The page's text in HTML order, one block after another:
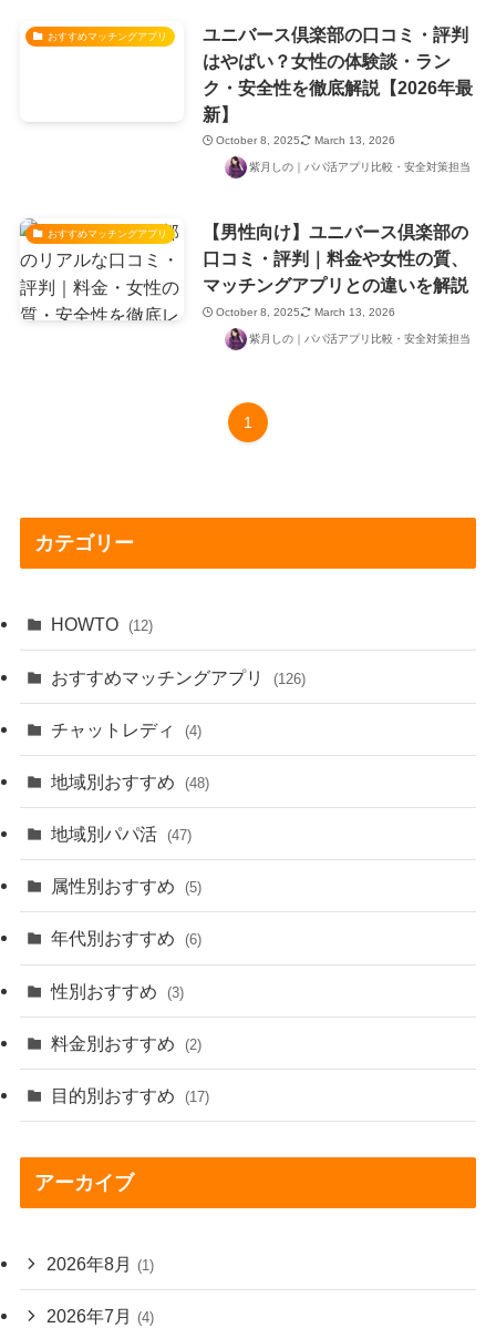
おすすめマッチングアプリ
ユニバース倶楽部の口コミ・評判
はやばい？女性の体験談・ラン
ク・安全性を徹底解説【2026年最
新】
October 8, 2025 March 13, 2026
紫月しの｜パパ活アプリ比較・安全対策担当
おすすめマッチングアプリ
【男性向け】ユニバース倶楽部の
口コミ・評判｜料金や女性の質、
マッチングアプリとの違いを解説
October 8, 2025 March 13, 2026
紫月しの｜パパ活アプリ比較・安全対策担当
1
カテゴリー
HOWTO (12)
おすすめマッチングアプリ (126)
チャットレディ (4)
地域別おすすめ (48)
地域別パパ活 (47)
属性別おすすめ (5)
年代別おすすめ (6)
性別おすすめ (3)
料金別おすすめ (2)
目的別おすすめ (17)
アーカイブ
2026年8月 (1)
2026年7月 (4)